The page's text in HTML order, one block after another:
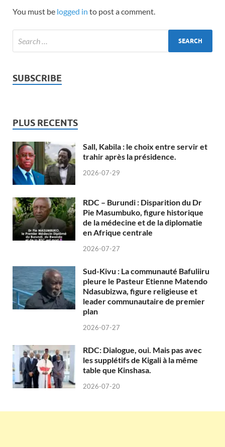
You must be logged in to post a comment.
SUBSCRIBE
PLUS RECENTS
Sall, Kabila : le choix entre servir et
trahir après la présidence.
2026-07-29
RDC – Burundi : Disparition du Dr
Pie Masumbuko, figure historique
de la médecine et de la diplomatie
en Afrique centrale
2026-07-27
Sud-Kivu : La communauté Bafuliiru
pleure le Pasteur Etienne Matendo
Ndasubizwa, figure religieuse et
leader communautaire de premier
plan
2026-07-27
RDC: Dialogue, oui. Mais pas avec
les supplétifs de Kigali à la même
table que Kinshasa.
2026-07-20